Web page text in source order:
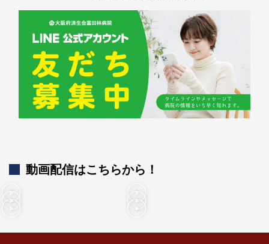
動画配信はこちらから！